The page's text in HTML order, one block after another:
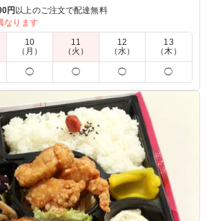
ニアバレーボールクラブ
も良く、美味しくいただきました。 チ
、周りのおかずに唐揚げ？と少し疑問
全体的にコスパ良し！の満足いくお弁当
美味しいね！という意見が多かったで
めているわりにもちもちして美味しか
文したいなと思いました。
ニアバレーボールチームお別れ会
2026/03/16
円以上のご注文で配達無料
なります
10
（月）
11
（火）
12
（水）
13
（木）
◯ ◯ ◯ ◯